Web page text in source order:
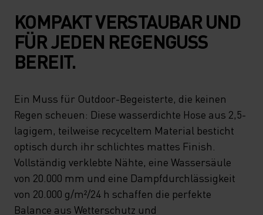
KOMPAKT VERSTAUBAR UND
FÜR JEDEN REGENGUSS
BEREIT.
Ein Muss für Outdoor-Begeisterte, die keinen
Regen scheuen: Diese wasserdichte Hose aus 2,5-
lagigem, teilweise recyceltem Material besticht
optisch durch ihr schlichtes mattes Finish.
Vollständig verklebte Nähte, eine Wassersäule
von 20.000 mm und eine Dampfdurchlässigkeit
von 20.000 g/m²/24 h schaffen die perfekte
Balance aus Wetterschutz und